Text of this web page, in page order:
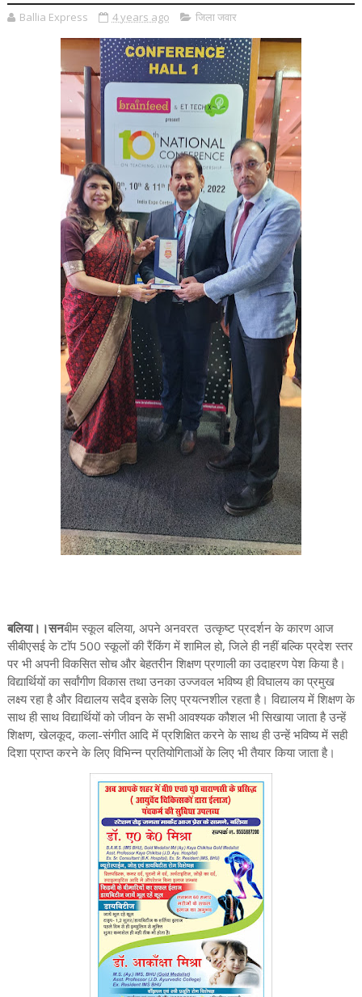
Ballia Express 4 years ago जिला जवार
बलिया।।सनबीम स्कूल बलिया, अपने अनवरत उत्कृष्ट प्रदर्शन के कारण आज
सीबीएसई के टाॅप 500 स्कूलों की रैंकिंग में शामिल हो, जिले ही नहीं बल्कि प्रदेश स्तर
पर भी अपनी विकसित सोच और बेहतरीन शिक्षण प्रणाली का उदाहरण पेश किया है।
विद्यार्थियों का सर्वांगीण विकास तथा उनका उज्जवल भविष्य ही विघालय का प्रमुख
लक्ष्य रहा है और विद्यालय सदैव इसके लिए प्रयत्नशील रहता है। विद्यालय में शिक्षण के
साथ ही साथ विद्यार्थियों को जीवन के सभी आवश्यक कौशल भी सिखाया जाता है उन्हें
शिक्षण, खेलकूद, कला-संगीत आदि में प्रशिक्षित करने के साथ ही उन्हें भविष्य में सही
दिशा प्राप्त करने के लिए विभिन्न प्रतियोगिताओं के लिए भी तैयार किया जाता है।